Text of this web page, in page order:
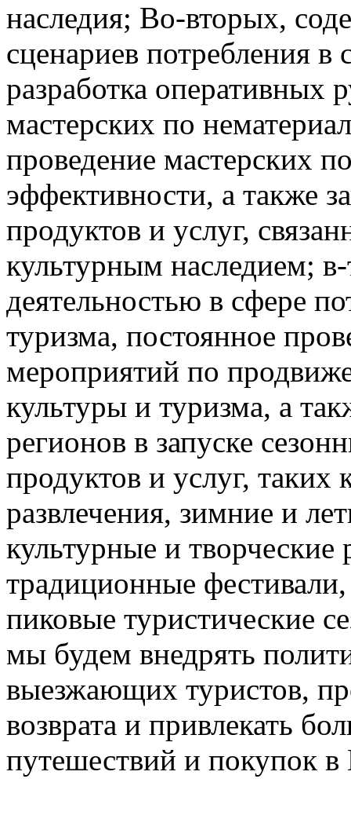
наследия; Во-вторых,
сценариев потребления в
разработка оперативных
мастерских по
проведение мастерских
эффективности, а также
продуктов и услуг,
культурным наследием;
деятельностью в сфере
туризма, постоянное
мероприятий по
культуры и туризма, а
регионов в запуске
продуктов и услуг,
развлечения, зимние и
культурные и
традиционные
пиковые туристические
мы будем внедрять
выезжающих туристов,
возврата и привлекать
путешествий и покупок в